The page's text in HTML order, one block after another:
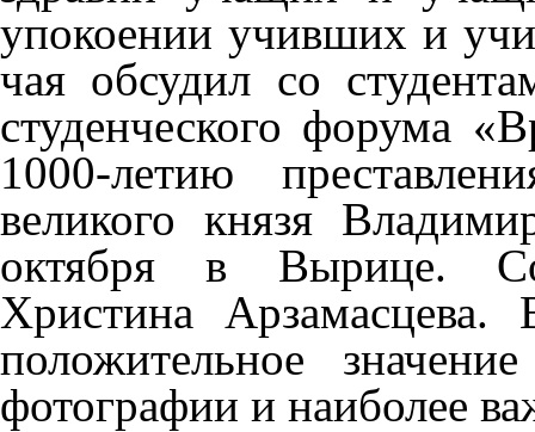
упокоении учивших и
чая обсудил со
студенческого форума
1000-летию
великого князя
октября в Вырице.
Христина
положительное
фотографии и наиболее